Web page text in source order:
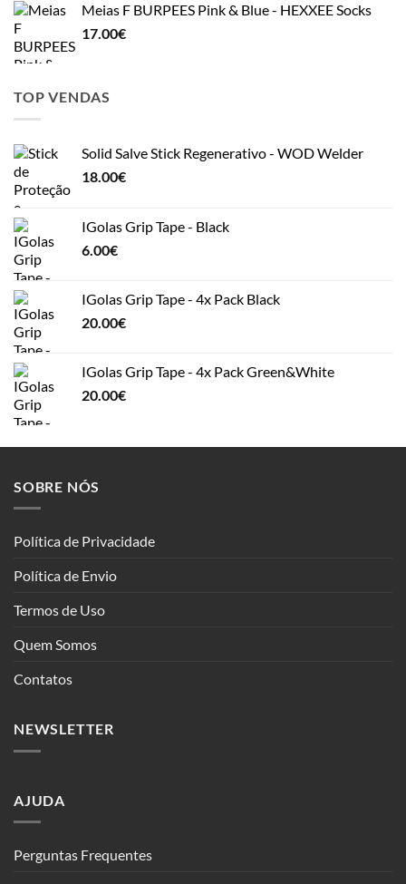
Meias F BURPEES Pink & Blue - HEXXEE Socks
17.00€
TOP VENDAS
Solid Salve Stick Regenerativo - WOD Welder
18.00€
IGolas Grip Tape - Black
6.00€
IGolas Grip Tape - 4x Pack Black
20.00€
IGolas Grip Tape - 4x Pack Green&White
20.00€
SOBRE NÓS
Política de Privacidade
Política de Envio
Termos de Uso
Quem Somos
Contatos
NEWSLETTER
AJUDA
Perguntas Frequentes